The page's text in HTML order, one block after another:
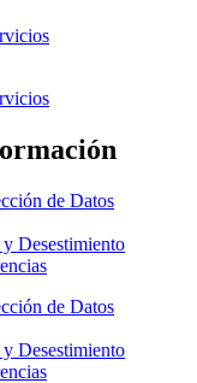
de Datos
Desestimiento
de Datos
Desestimiento